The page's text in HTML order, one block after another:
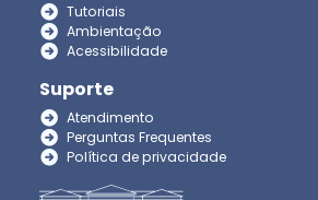
Tutoriais
Ambientação
Acessibilidade
Suporte
Atendimento
Perguntas Frequentes
Política de privacidade